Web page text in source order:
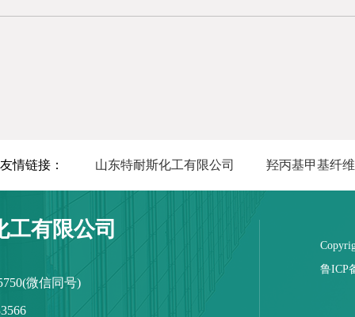
友情链接： 山东特耐斯化工有限公司 羟丙基甲基纤
工有限公司
微信同号)
鲁ICP